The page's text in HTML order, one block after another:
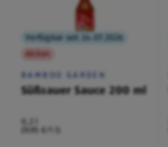
Verfügbar seit 24.07.2026
Aktion
BAMBOO GARDEN
Süßsauer Sauce 200 ml
(9,95 €/1 l)